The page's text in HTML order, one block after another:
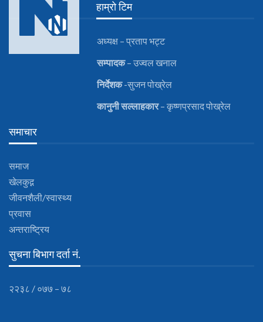
हाम्रो टिम
अध्यक्ष – प्रताप भट्ट
सम्पादक– उज्वल खनाल
निर्देशक-सुजन पोख्रेल
कानुनीसल्लाहकार– कृष्णप्रसाद पोख्रेल
समाचार
समाज
खेलकुद़़
जीवनशैली/स्वास्थ्य
प्रवास
अन्तराष्ट्रिय
सुचना बिभाग दर्ता नं.
२२३८ / ०७७ – ७८